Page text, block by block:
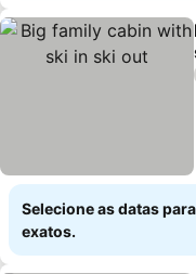
Selecione as datas
exatos.